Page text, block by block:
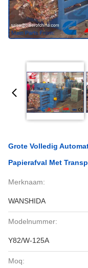
Grote Volledig
Papierafval Met
Merknaam:
WANSHIDA
Modelnummer:
Y82/W-125A
Moq: